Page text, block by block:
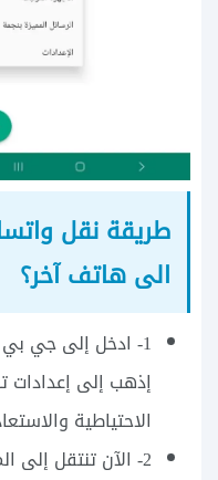
طريقة نقل
الى هاتف آخر؟
1- ادخل إلى جي
الاحتياطية
2- الآن تنتقل